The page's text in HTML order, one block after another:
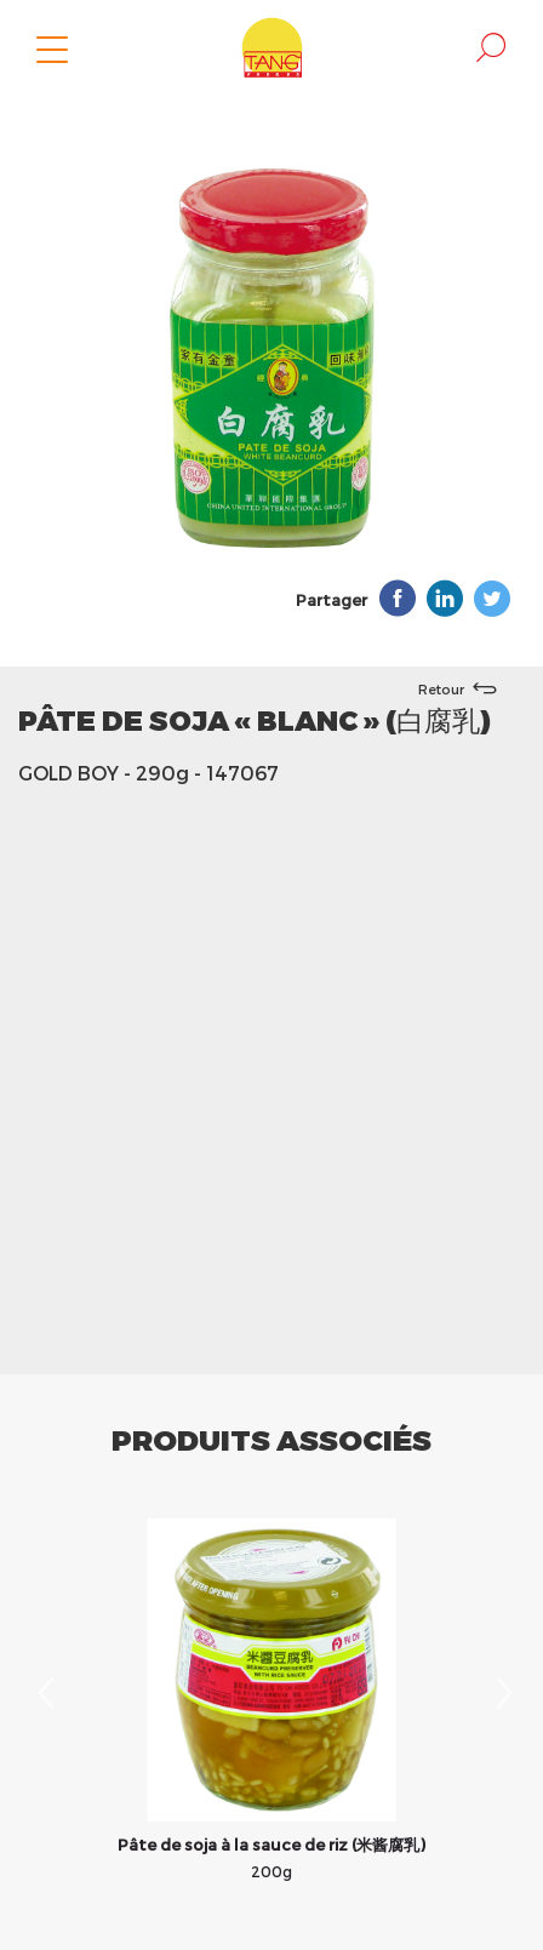
Partager
Retour
PÂTE DE SOJA « BLANC » (白腐乳)
GOLD BOY - 290g - 147067
PRODUITS ASSOCIÉS
Pâte de soja à la sauce de riz (米酱腐乳)
200g